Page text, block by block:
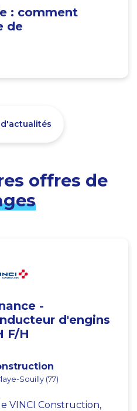
: comment
de
offres de
-
d'engins
F/H
Souilly (77)
VINCI Construction,